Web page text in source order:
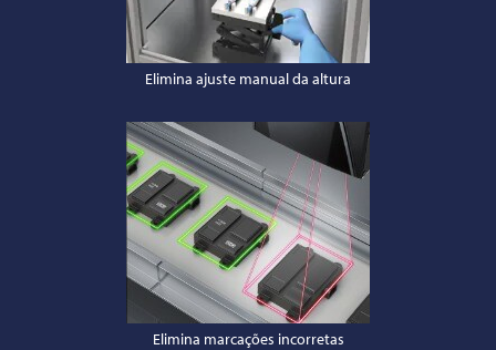
Elimina ajuste manual da altura
Elimina marcações incorretas